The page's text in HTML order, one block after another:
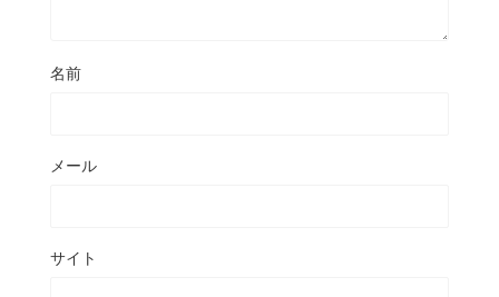
名前
メール
サイト